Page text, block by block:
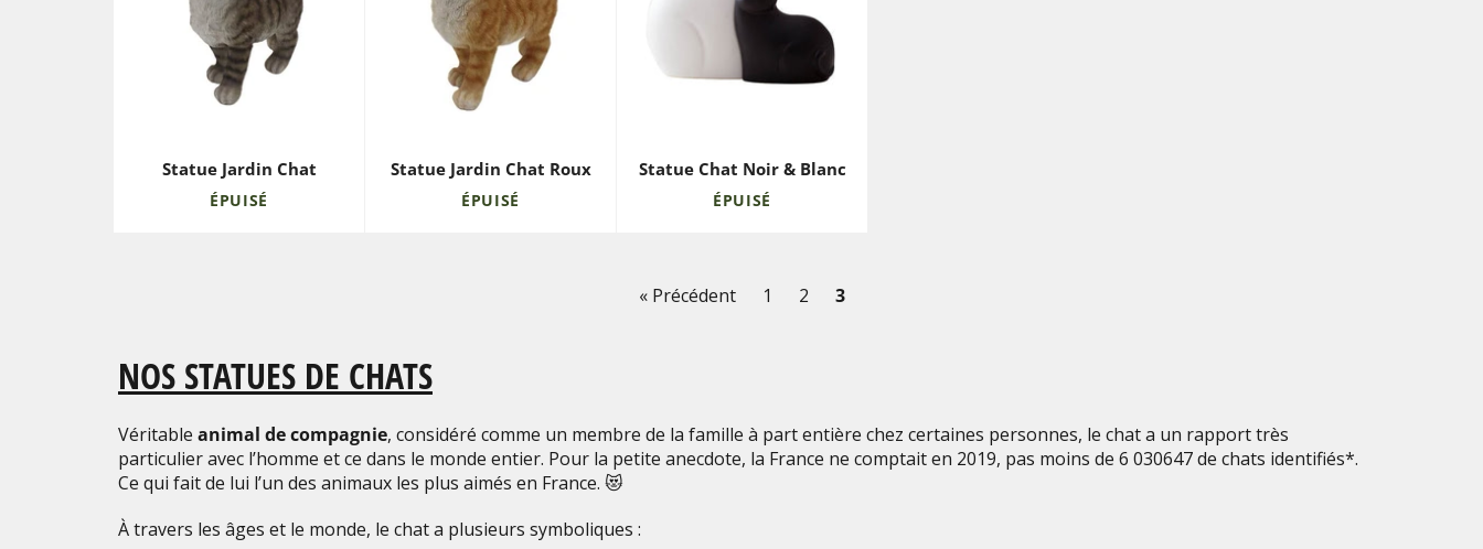
Statue Jardin Chat
ÉPUISÉ
Statue Jardin Chat Roux
ÉPUISÉ
Statue Chat Noir & Blanc
ÉPUISÉ
« Précédent 1 2 3
NOS STATUES DE CHATS
Véritable animal de compagnie, considéré comme un membre de la famille à part entière chez certaines personnes, le chat a un rapport très
particulier avec l’homme et ce dans le monde entier. Pour la petite anecdote, la France ne comptait en 2019, pas moins de 6 030647 de chats identifiés*.
Ce qui fait de lui l’un des animaux les plus aimés en France. 😻
À travers les âges et le monde, le chat a plusieurs symboliques :